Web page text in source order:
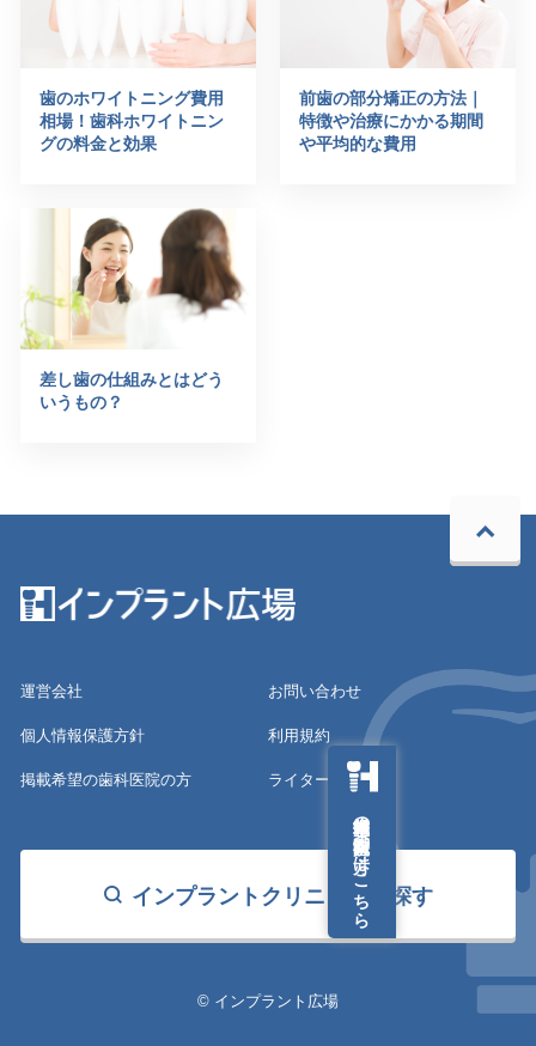
歯のホワイトニング費用
相場！歯科ホワイトニン
グの料金と効果
前歯の部分矯正の方法｜
特徴や治療にかかる期間
や平均的な費用
差し歯の仕組みとはどう
いうもの？
運営会社 お問い合わせ
個人情報保護方針 利用規約
掲載希望の歯科医院の方 ライター募集
インプラントクリニックを探す
© インプラント広場
掲載希望の歯科医院の方はこちら